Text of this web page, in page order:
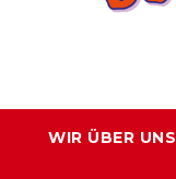
WIR ÜBER UNS